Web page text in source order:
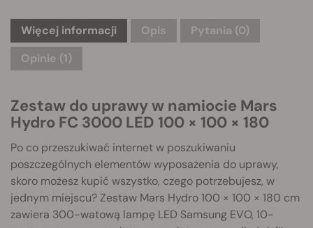
Więcej informacji Opis Pytania (0)
Opinie (1)
Zestaw do uprawy w namiocie Mars
Hydro FC 3000 LED 100 × 100 × 180
Po co przeszukiwać internet w poszukiwaniu
poszczególnych elementów wyposażenia do uprawy,
skoro możesz kupić wszystko, czego potrzebujesz, w
jednym miejscu? Zestaw Mars Hydro 100 × 100 × 180 cm
zawiera 300-watową lampę LED Samsung EVO, 10-